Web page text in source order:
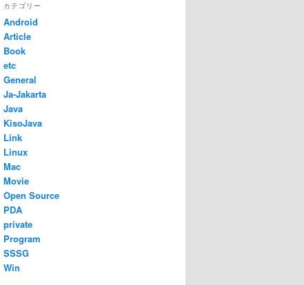
カテゴリー
Android
Article
Book
etc
General
Ja-Jakarta
Java
KisoJava
Link
Linux
Mac
Movie
Open Source
PDA
private
Program
SSSG
Win